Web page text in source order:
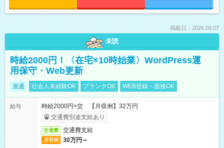
掲載日：2026.08.07
未読
時給2000円！〈在宅×10時始業〉WordPress運
用保守・Web更新
派遣 社会人未経験OK ブランクOK WEB登録・面接OK
給与
時給2000円+交 【月収例】32万円
交通費別途支給あり
交通費 交通費支給
月収例 30万円～